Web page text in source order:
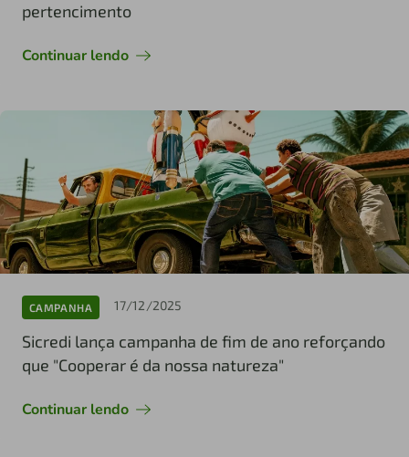
pertencimento
Continuar lendo
CAMPANHA 17/12/2025
Sicredi lança campanha de fim de ano reforçando
que "Cooperar é da nossa natureza"
Continuar lendo